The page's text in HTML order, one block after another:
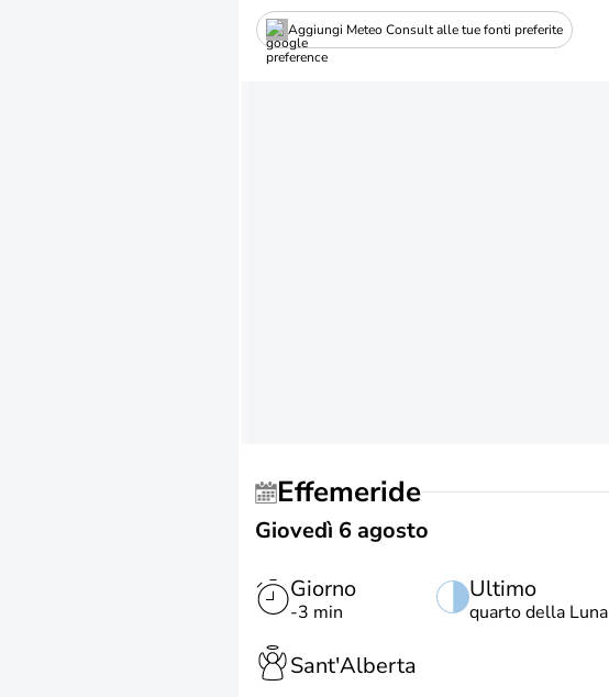
Aggiungi Meteo Consult alle tue fonti preferite
Effemeride
Giovedì 6 agosto
Giorno
-3 min
Ultimo
quarto della Luna
Sant'Alberta